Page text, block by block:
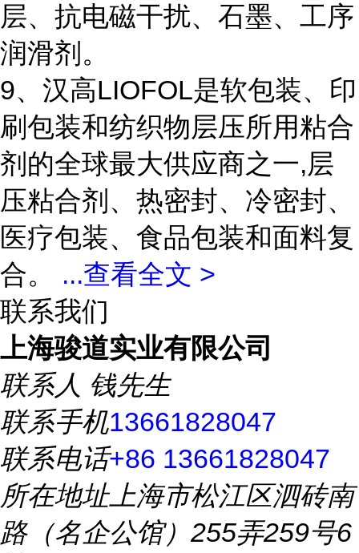
层、抗电磁干扰、石墨、工序
润滑剂。
9、汉高LIOFOL是软包装、印
刷包装和纺织物层压所用粘合
剂的全球最大供应商之一,层
压粘合剂、热密封、冷密封、
医疗包装、食品包装和面料复
合。 ...查看全文 >
联系我们
上海骏道实业有限公司
联系人 钱先生
联系手机13661828047
联系电话+86 13661828047
所在地址上海市松江区泗砖南
路（名企公馆）255弄259号6